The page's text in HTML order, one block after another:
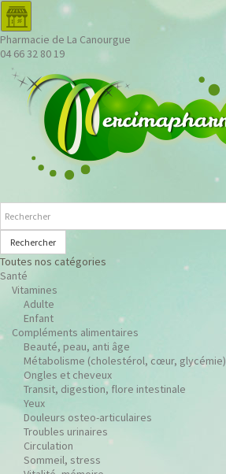
Pharmacie de La Canourgue
04 66 32 80 19
Rechercher
Toutes nos catégories
Santé
Vitamines
Adulte
Enfant
Compléments alimentaires
Beauté, peau, anti âge
Métabolisme (cholestérol, cœur, glycémie)
Ongles et cheveux
Transit, digestion, flore intestinale
Yeux
Douleurs osteo-articulaires
Troubles urinaires
Circulation
Sommeil, stress